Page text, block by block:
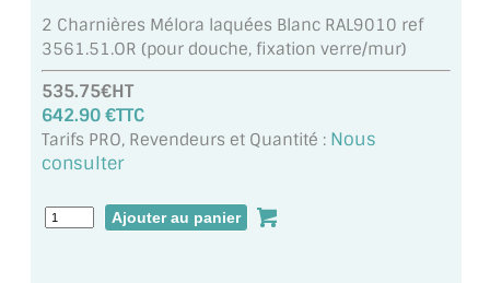
MIROIR DE SALLE DE BAIN
MIROIR PAROI DE DOUCHE
MIROIR POUR SALLE DE SPORT
MIROIR ENCADRÉ
2 Charnières Mélora laquées Blanc RAL9010 ref
3561.51.OR (pour douche, fixation verre/mur)
535.75€HT
642.90 €TTC
Tarifs PRO, Revendeurs et Quantité : Nous
consulter